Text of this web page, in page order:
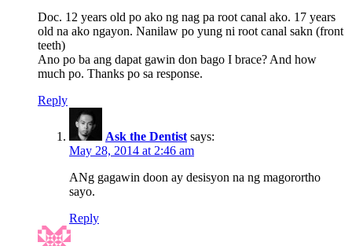
Doc. 12 years old po ako ng nag pa root canal ako. 17 years
old na ako ngayon. Nanilaw po yung ni root canal sakn (front
teeth)
Ano po ba ang dapat gawin don bago I brace? And how
much po. Thanks po sa response.
Reply
Ask the Dentist says:
May 28, 2014 at 2:46 am
ANg gagawin doon ay desisyon na ng magorortho
sayo.
Reply